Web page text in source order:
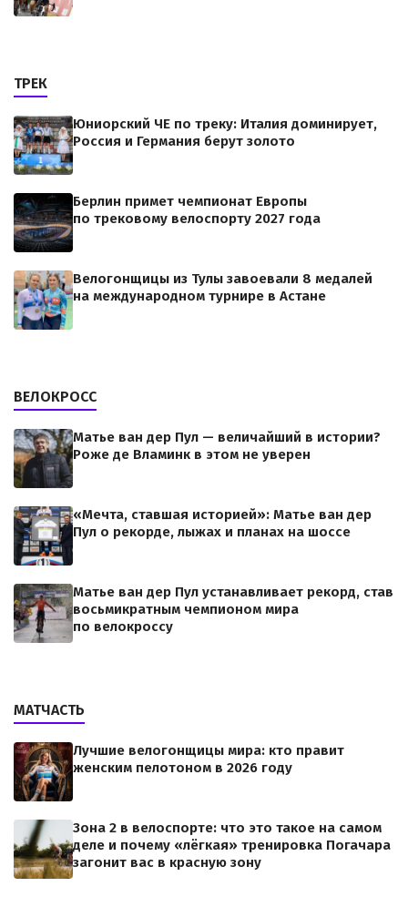
ТРЕК
Юниорский ЧЕ по треку: Италия доминирует,
Россия и Германия берут золото
Берлин примет чемпионат Европы
по трековому велоспорту 2027 года
Велогонщицы из Тулы завоевали 8 медалей
на международном турнире в Астане
ВЕЛОКРОСС
Матье ван дер Пул — величайший в истории?
Роже де Вламинк в этом не уверен
«Мечта, ставшая историей»: Матье ван дер
Пул о рекорде, лыжах и планах на шоссе
Матье ван дер Пул устанавливает рекорд, став
восьмикратным чемпионом мира
по велокроссу
МАТЧАСТЬ
Лучшие велогонщицы мира: кто правит
женским пелотоном в 2026 году
Зона 2 в велоспорте: что это такое на самом
деле и почему «лёгкая» тренировка Погачара
загонит вас в красную зону